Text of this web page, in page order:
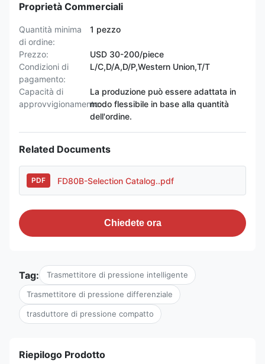
Proprietà Commerciali
Quantità minima
di ordine:
1 pezzo
Prezzo:
USD 30-200/piece
Condizioni di
pagamento:
L/C,D/A,D/P,Western Union,T/T
Capacità di
approvvigionamento:
La produzione può essere adattata in
modo flessibile in base alla quantità
dell'ordine.
Related Documents
PDF FD80B-Selection Catalog..pdf
Chiedete ora
Tag: Trasmettitore di pressione intelligente
Trasmettitore di pressione differenziale
trasduttore di pressione compatto
Riepilogo Prodotto